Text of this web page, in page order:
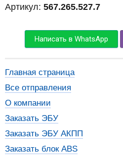
Артикул: 567.265.527.7
Написать в WhatsApp
Главная страница
Все отправления
О компании
Заказать ЭБУ
Заказать ЭБУ АКПП
Заказать блок ABS